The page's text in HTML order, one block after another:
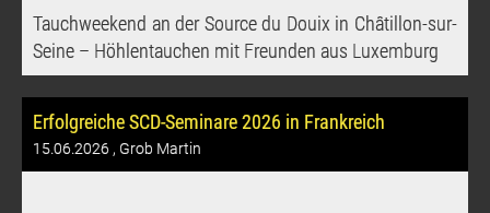
Tauchweekend an der Source du Douix in Châtillon-sur-
Seine – Höhlentauchen mit Freunden aus Luxemburg
Erfolgreiche SCD-Seminare 2026 in Frankreich
15.06.2026 , Grob Martin